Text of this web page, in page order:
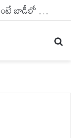
India Bowling : తేలిపోయిన భారత్ బౌలర్లు.. లంక ఎలెవన్ భారీస్కోరు